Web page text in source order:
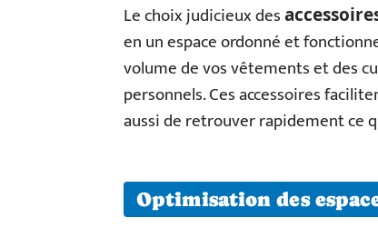
Le choix judicieux des
en un espace ordonné et
volume de vos vêtements et des
personnels. Ces accessoires
aussi de retrouver rapidement ce
Optimisation des